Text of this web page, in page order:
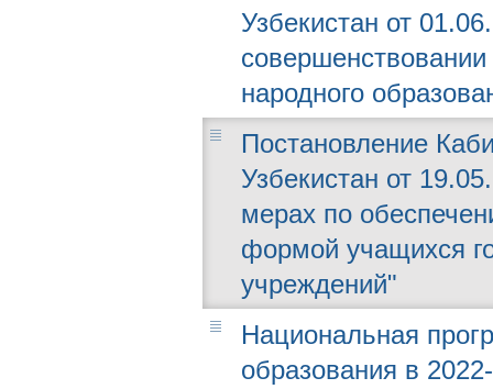
Узбекистан от
совершенствовании
народного
Постановление
Узбекистан от
мерах по
формой учащихся
учреждений"
Национальная
образования в